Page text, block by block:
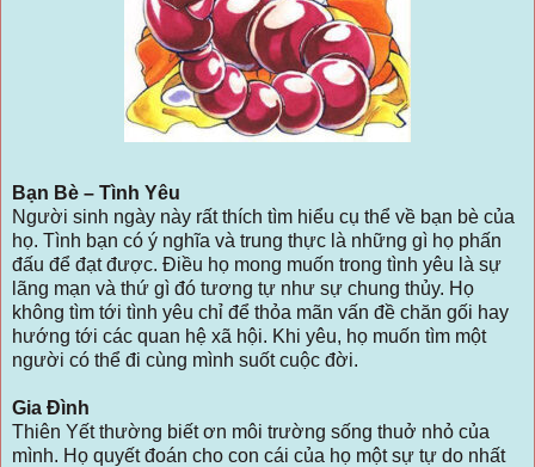
Bạn Bè – Tình Yêu
Người sinh ngày này rất thích tìm hiểu cụ thể về bạn bè của
họ. Tình bạn có ý nghĩa và trung thực là những gì họ phấn
đấu để đạt được. Điều họ mong muốn trong tình yêu là sự
lãng mạn và thứ gì đó tương tự như sự chung thủy. Họ
không tìm tới tình yêu chỉ để thỏa mãn vấn đề chăn gối hay
hướng tới các quan hệ xã hội. Khi yêu, họ muốn tìm một
người có thể đi cùng mình suốt cuộc đời.
Gia Đình
Thiên Yết thường biết ơn môi trường sống thuở nhỏ của
mình. Họ quyết đoán cho con cái của họ một sự tự do nhất